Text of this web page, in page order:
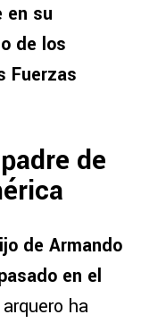
en su
de los
Fuerzas
de
de Armando
en el
ha